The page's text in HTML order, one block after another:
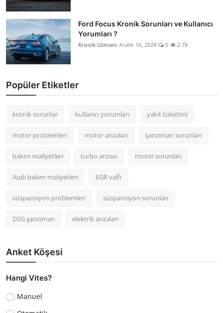
Ford Focus Kronik Sorunları ve Kullanıcı
Yorumları ?
Kronik Uzmanı Aralık 16, 2024 0 2.7K
Popüler Etiketler
kronik sorunlar kullanıcı yorumları yakıt tüketimi
motor problemleri motor arızaları şanzıman sorunları
bakım maliyetleri turbo arızası motor sorunları
Audi bakım maliyetleri EGR valfi
süspansiyon problemleri süspansiyon sorunları
DSG şanzıman elektrik arızaları
Anket Köşesi
Hangi Vites?
Manuel